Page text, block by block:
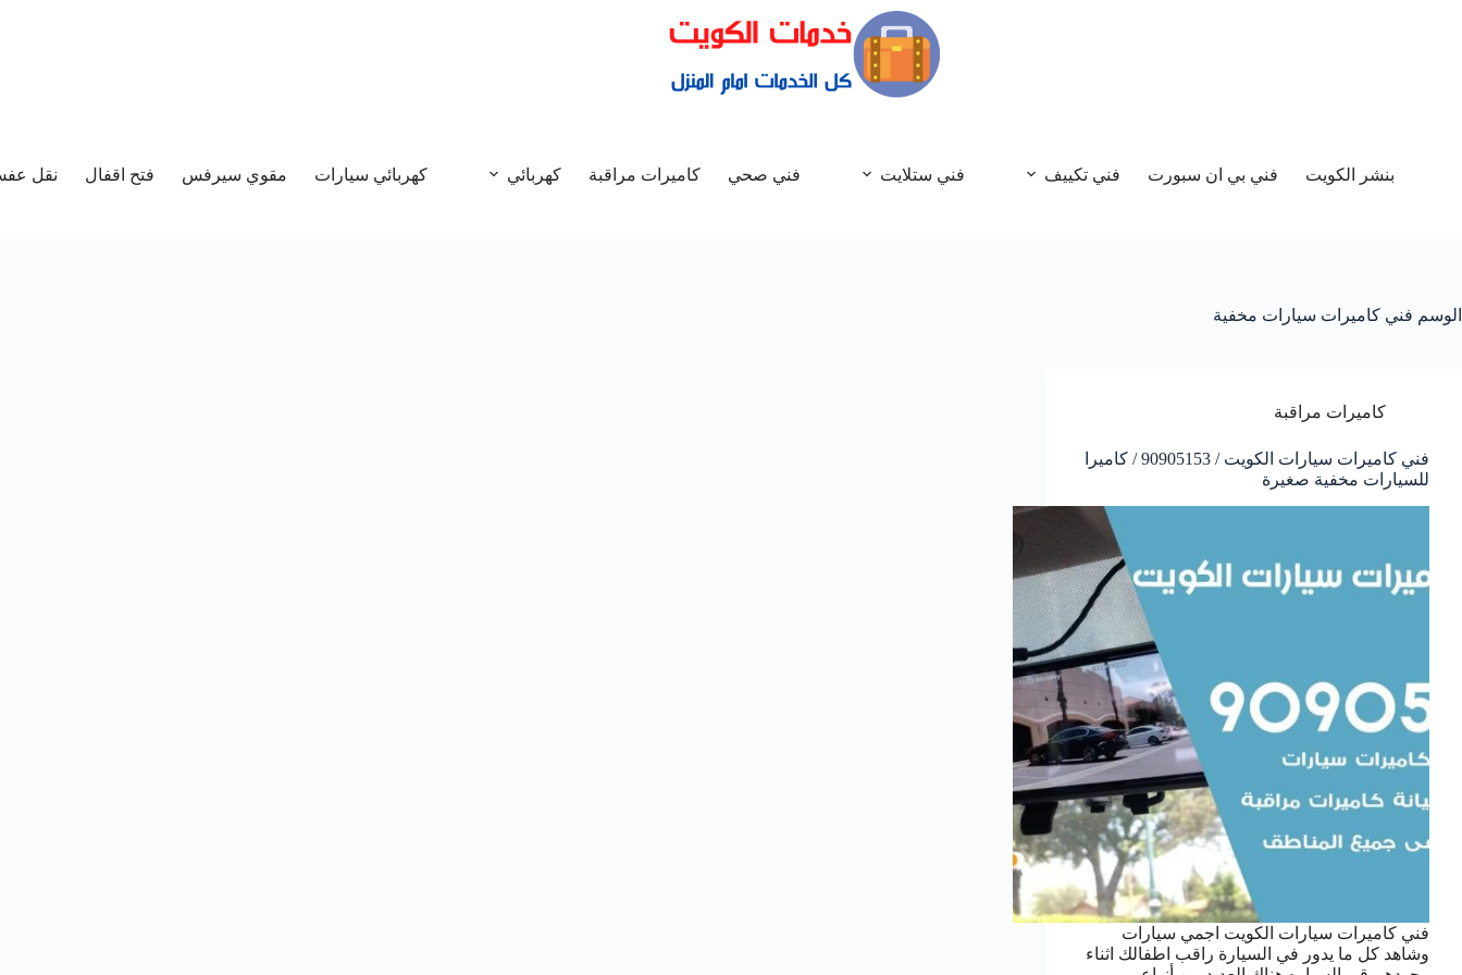
بنشر الكويت فني بي ان سبورت فني تكييف فني ستلايت فني صحي كاميرات مراقبة كهربائي كهربائي سيارات مقوي سيرفس فتح اقفال نقل
الوسم فني كاميرات سيارات مخفية
كاميرات مراقبة
فني كاميرات سيارات الكويت / 90905153 / كاميرا
للسيارات مخفية صغيرة
فني كاميرات سيارات الكويت اجمي سيارات
وشاهد كل ما يدور في السيارة راقب اطفالك اثناء